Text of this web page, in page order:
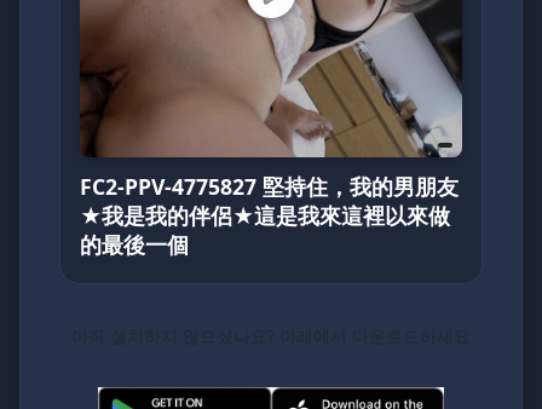
FC2-PPV-4775827 堅持住，我的男朋友
★我是我的伴侶★這是我來這裡以來做
的最後一個
아직 설치하지 않으셨나요? 아래에서 다운로드하세요